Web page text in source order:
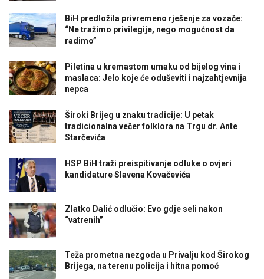
BiH predložila privremeno rješenje za vozače:
“Ne tražimo privilegije, nego mogućnost da
radimo”
Piletina u kremastom umaku od bijelog vina i
maslaca: Jelo koje će oduševiti i najzahtjevnija
nepca
Široki Brijeg u znaku tradicije: U petak
tradicionalna večer folklora na Trgu dr. Ante
Starčevića
HSP BiH traži preispitivanje odluke o ovjeri
kandidature Slavena Kovačevića
Zlatko Dalić odlučio: Evo gdje seli nakon
“vatrenih”
Teža prometna nezgoda u Privalju kod Širokog
Brijega, na terenu policija i hitna pomoć